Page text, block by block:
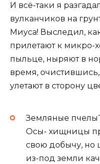
И всё-таки я
вулканчиков на
Миуса! Выследил,
прилетают к микро-
пыльце, ныряют в
время,
улетают в сторону
Земляные
Осы- хищницы
свою добычу, но
из-под земли